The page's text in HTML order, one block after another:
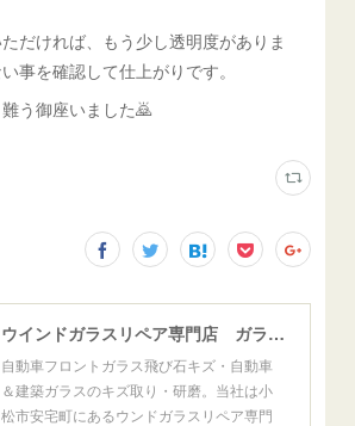
だければ、もう少し透明度がありま
事を確認して仕上がりです。
う御座いました🙇
ウインドガラスリペア専門店 ガラスリペア・ヨシダ グラスウェルドジャパン 正規施工店 小松市
自動車フロントガラス飛び石キズ・自動車
＆建築ガラスのキズ取り・研磨。当社は小
松市安宅町にあるウンドガラスリペア専門